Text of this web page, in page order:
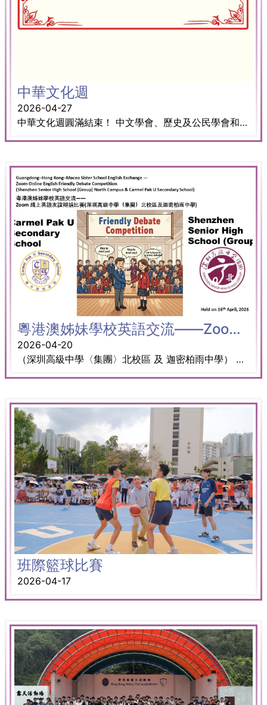
中華文化週
2026-04-27
中華文化週圓滿結束！ 中文學會、歷史及公民學會和圖書館協辦了一系列有關中華文化的活動，包括專車教室、專題周會、書展、同學分享、工作坊、互動遊戲等，讓同學透過多元化的活動，進一步加深對中華文化的認識與理解。 · 「移動．非遺」專車教室 · 「傳統與現代」閱讀週專題周會 · 中華文化閱讀週書展 · ⁠讀書會 (翻譯文學) · 書籍分享：香江茶事 · 青年訪京團同學分享 · 非遺花帶編織技藝體驗工作坊 · 非遺螺鈿飾製作工作坊 · 中國茶藝文化工作坊 · 圖書館活動：茶案問診 · 圖書館活動：賞茶識具對對碰 · 圖書館活動：「刻文印字」 · 圖書館活動：指尖上的國風—青花瓷 · 社會科學會遊戲：探測中國古代地震
粵港澳姊妹學校英語交流——Zoom 線上英語友誼辯論比賽
2026-04-20
（深圳高級中學〈集團〉北校區 及 迦密柏雨中學） 本活動已於4月16日下午舉行。兩校學生透過線上英語友誼辯論進行交流與切磋，在輕鬆友好的氛圍下提升英語表達及思辨能力。活動同時加深了彼此對兩校辦學特色及英語學習情況的了解，進一步促進文化與學術交流。
班際籃球比賽
2026-04-17